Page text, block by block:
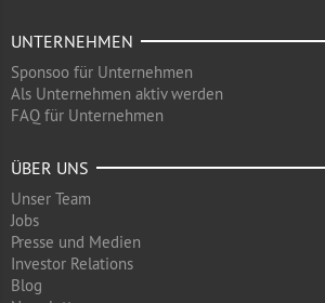
UNTERNEHMEN
Sponsoo für Unternehmen
Als Unternehmen aktiv werden
FAQ für Unternehmen
ÜBER UNS
Unser Team
Jobs
Presse und Medien
Investor Relations
Blog